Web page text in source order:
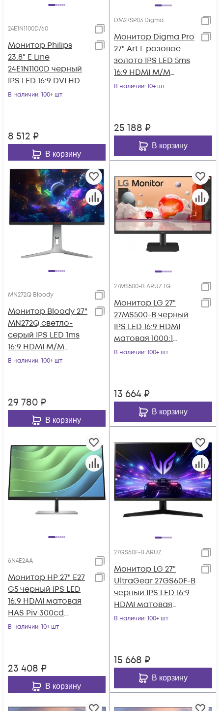
24E1N1100D/60
Монитор Philips
23.8" E Line
24E1N1100D черный
IPS LED 16:9 DVI HDMI
матовая 250cd
В наличии: 100+ шт
8 512 ₽
В корзину
DM27SP03 Digma
Монитор Digma Pro
27" Art L розовое
золото IPS LED 5ms
16:9 HDMI M/M
матовая 300cd
В наличии: 10+ шт
25 188 ₽
В корзину
MN272Q Bloody
Монитор Bloody 27"
MN272Q светло-
серый IPS LED 1ms
16:9 HDMI M/M
матовая HAS 400cd
В наличии: 100+ шт
29 780 ₽
В корзину
27MS500-B.ARUZ LG
Монитор LG 27"
27MS500-B черный
IPS LED 16:9 HDMI
матовая 1000:1
250cd 178гр/178гр
В наличии: 100+ шт
13 664 ₽
В корзину
6N4E2AA
Монитор HP 27" E27
G5 черный IPS LED
16:9 HDMI матовая
HAS Piv 300cd
178гр/178гр 1920x1080
В наличии: 10+ шт
23 408 ₽
В корзину
27GS60F-B.ARUZ
Монитор LG 27"
UltraGear 27GS60F-B
черный IPS LED 16:9
HDMI матовая
300cd 178гр/178гр
В наличии: 100+ шт
15 668 ₽
В корзину